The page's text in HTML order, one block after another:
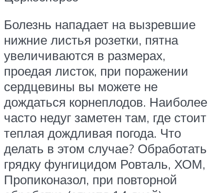
Болезнь нападает на вызревшие
нижние листья розетки, пятна
увеличиваются в размерах,
проедая листок, при поражении
сердцевины вы можете не
дождаться корнеплодов. Наиболее
часто недуг заметен там, где стоит
теплая дождливая погода. Что
делать в этом случае? Обработать
грядку фунгицидом Ровталь, ХОМ,
Пропиконазол, при повторной